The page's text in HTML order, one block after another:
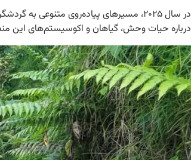
در سال ۲۰۲۵، مسیرهای پیاده‌روی
درباره حیات وحش، گیاهان و اکوسیستم‌های این